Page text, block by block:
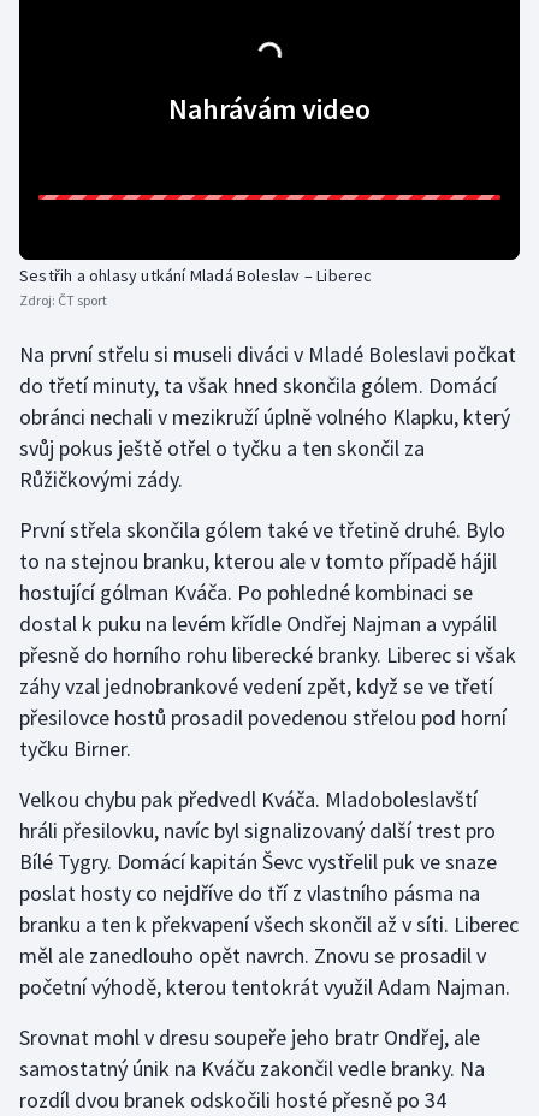
Judo
Lezení
Lyže a snowboard
Moderní pětiboj
Motorsport
Olympijské hry
Plavání
Plážový volejbal
Ragby
Rychlobruslení
Rychlostní kanoistika
Sportovní střelba
Nahrávám video
Sestřih a ohlasy utkání Mladá Boleslav – Liberec
Zdroj: ČT sport
Na první střelu si museli diváci v Mladé Boleslavi počkat
do třetí minuty, ta však hned skončila gólem. Domácí
obránci nechali v mezikruží úplně volného Klapku, který
svůj pokus ještě otřel o tyčku a ten skončil za
Růžičkovými zády.
První střela skončila gólem také ve třetině druhé. Bylo
to na stejnou branku, kterou ale v tomto případě hájil
hostující gólman Kváča. Po pohledné kombinaci se
dostal k puku na levém křídle Ondřej Najman a vypálil
přesně do horního rohu liberecké branky. Liberec si však
záhy vzal jednobrankové vedení zpět, když se ve třetí
přesilovce hostů prosadil povedenou střelou pod horní
tyčku Birner.
Velkou chybu pak předvedl Kváča. Mladoboleslavští
hráli přesilovku, navíc byl signalizovaný další trest pro
Bílé Tygry. Domácí kapitán Ševc vystřelil puk ve snaze
poslat hosty co nejdříve do tří z vlastního pásma na
branku a ten k překvapení všech skončil až v síti. Liberec
měl ale zanedlouho opět navrch. Znovu se prosadil v
početní výhodě, kterou tentokrát využil Adam Najman.
Srovnat mohl v dresu soupeře jeho bratr Ondřej, ale
samostatný únik na Kváču zakončil vedle branky. Na
rozdíl dvou branek odskočili hosté přesně po 34